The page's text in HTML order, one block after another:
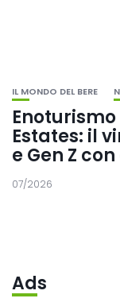
IL MONDO DEL BERE
Estates: il
e Gen Z
07/2026
Ads